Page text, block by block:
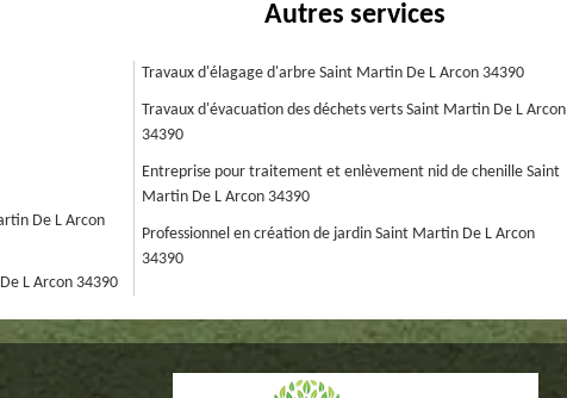
Autres services
De L Arcon
L Arcon 34390
Travaux d'élagage d'arbre Saint Martin De L Arcon 34390
Travaux d'évacuation des déchets verts Saint Martin De L Arcon
34390
Entreprise pour traitement et enlèvement nid de chenille Saint
Martin De L Arcon 34390
Professionnel en création de jardin Saint Martin De L Arcon
34390